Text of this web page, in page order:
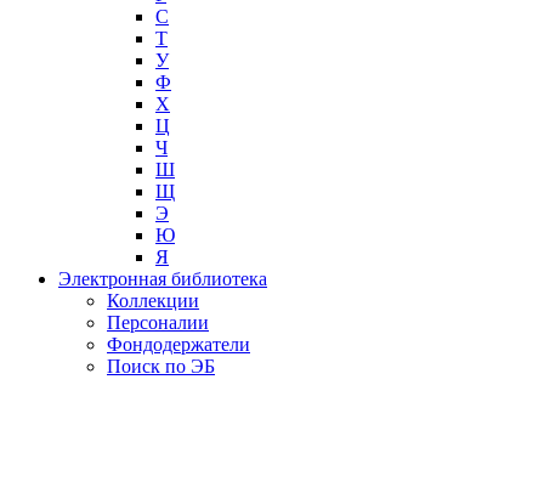
С
Т
У
Ф
Х
Ц
Ч
Ш
Щ
Э
Ю
Я
Электронная библиотека
Коллекции
Персоналии
Фондодержатели
Поиск по ЭБ